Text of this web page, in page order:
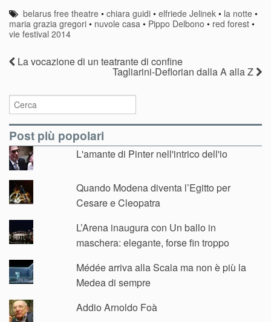
belarus free theatre •chiara guidi •elfriede Jelinek • la notte •
maria grazia gregori • nuvole casa • Pippo Delbono • red forest •
vie festival 2014
La vocazione di un teatrante di confine
Tagliarini-Deflorian dalla A alla Z
Post più popolari
L'amante di Pinter nell'intrico dell'io
Quando Modena diventa l’Egitto per
Cesare e Cleopatra
L’Arena inaugura con Un ballo in
maschera: elegante, forse fin troppo
Médée arriva alla Scala ma non è più la
Medea di sempre
Addio Arnoldo Foà